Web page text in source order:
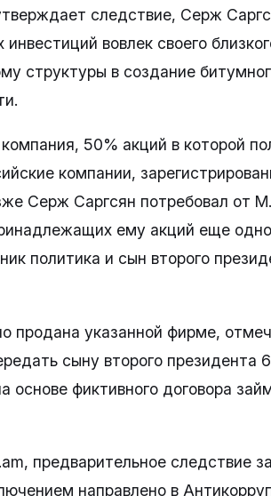
следствие, Серж
вовлек своего
структуры в создание
50% акций в которой
компании,
Серж Саргсян потребовал от
ему акций еще
политика и сын второго
продана указанной фирме,
сыну второго президента
основе фиктивного договора
предварительное следствие
направлено в